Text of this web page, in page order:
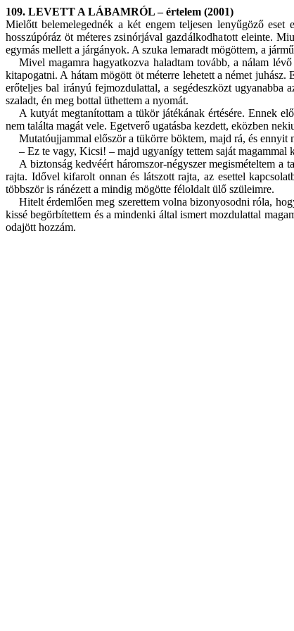
109. LEVETT A LÁBAMRÓL – értelem (2001)
Mielőtt belemelegednék a két engem teljesen lenyűgöző
hosszúpóráz öt méteres zsinórjával gazdálkodhatott eleinte.
egymás mellett a járgányok. A szuka lemaradt mögöttem, a
Mivel magamra hagyatkozva haladtam tovább, a nálam
kitapogatni. A hátam mögött öt méterre lehetett a német
erőteljes bal irányú fejmozdulattal, a segédeszközt
szaladt, én meg bottal üthettem a nyomát.
A kutyát megtanítottam a tükör játékának értésére. Ennek
nem találta magát vele. Egetverő ugatásba kezdett, eközben
Mutatóujjammal először a tükörre böktem, majd rá, és ennyit
– Ez te vagy, Kicsi! – majd ugyanígy tettem saját magammal
A biztonság kedvéért háromszor-négyszer megismételtem
rajta. Idővel kifarolt onnan és látszott rajta, az esettel
többször is ránézett a mindig mögötte féloldalt ülő szüleimre.
Hitelt érdemlően meg szerettem volna bizonyosodni róla,
kissé begörbítettem és a mindenki által ismert mozdulattal
odajött hozzám.